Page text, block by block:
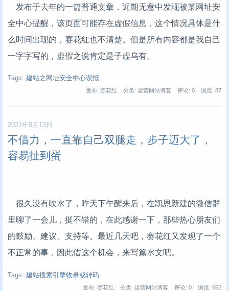
发布于去年的一篇普通文章，近期无意中发现被某网址安
全中心提醒，该页面可能存在虚假信息，这个情况具体是什
么时间出现的，赛花红也不清楚。但是所有内容都是我自己
一字字写的，虚假之说肯定是子虚乌有。
Tags: 建站之网址安全中心误报
发布: 赛花红 分类: 运营网站博客 评论: 0 浏览: 87
2021年8月13日
不借力，一直靠自己双腿走，步子迈大了，
容易扯到蛋
很久没有吹水了，昨天下午醒来后，在凯恩新建的微信群
里聊了一会儿，挺不错的，在此感谢一下，那些热心朋友们
的鼓励、建议、支持等。最近几天吧，赛花红又发现了一个
不正常的事，因此借这个机会，来写篇水文吧。
Tags: 建站搜索引擎收录或转码
发布: 赛花红 分类: 运营网站博客 评论: 0 浏览: 652